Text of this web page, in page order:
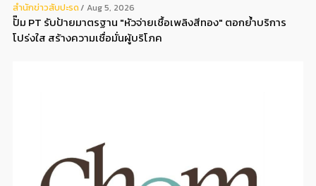
สํานักข่าวสับปะรด Aug 5, 2026
ปั๊ม PT รับป้ายมาตรฐาน "หัวจ่ายเชื้อเพลิงสีทอง" ตอกย้ำบริการ
โปร่งใส สร้างความเชื่อมั่นผู้บริโภค